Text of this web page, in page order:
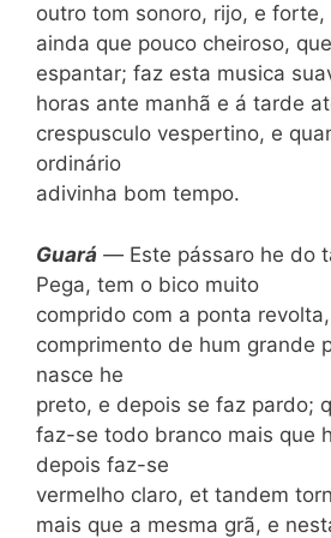
outro tom sonoro, rijo, e forte,
ainda que pouco cheiroso,
espantar; faz esta musica
horas ante manhã e á tarde
crespusculo vespertino, e
ordinário
adivinha bom tempo.
Guará —Este pássaro he do
Pega, tem o bico muito
comprido com a ponta
comprimento de hum grande
nasce he
preto, e depois se faz pardo;
faz-se todo branco mais que
depois faz-se
vermelho claro, et tandem
mais que a mesma grã, e